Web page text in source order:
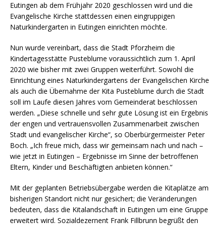
Eutingen ab dem Frühjahr 2020 geschlossen wird und die
Evangelische Kirche stattdessen einen eingruppigen
Naturkindergarten in Eutingen einrichten möchte.
Nun wurde vereinbart, dass die Stadt Pforzheim die
Kindertagesstätte Pusteblume voraussichtlich zum 1. April
2020 wie bisher mit zwei Gruppen weiterführt. Sowohl die
Einrichtung eines Naturkindergartens der Evangelischen Kirche
als auch die Übernahme der Kita Pusteblume durch die Stadt
soll im Laufe diesen Jahres vom Gemeinderat beschlossen
werden. „Diese schnelle und sehr gute Lösung ist ein Ergebnis
der engen und vertrauensvollen Zusammenarbeit zwischen
Stadt und evangelischer Kirche“, so Oberbürgermeister Peter
Boch. „Ich freue mich, dass wir gemeinsam nach und nach –
wie jetzt in Eutingen – Ergebnisse im Sinne der betroffenen
Eltern, Kinder und Beschäftigten anbieten können.“
Mit der geplanten Betriebsübergabe werden die Kitaplätze am
bisherigen Standort nicht nur gesichert; die Veränderungen
bedeuten, dass die Kitalandschaft in Eutingen um eine Gruppe
erweitert wird. Sozialdezernent Frank Fillbrunn begrüßt den